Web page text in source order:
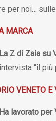
per noi…
MARCA
La Z di Zaia su
intervista “il
VENETO E
Ha lavorato per